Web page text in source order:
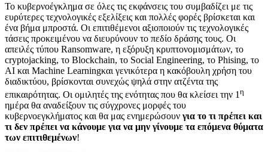
Το κυβερνοέγκλημα σε όλες τις εκφάνσεις του συμβαδίζει με τις
ευρύτερες τεχνολογικές εξελίξεις και πολλές φορές βρίσκεται και
ένα βήμα μπροστά. Οι επιτιθέμενοι αξιοποιούν τις τεχνολογικές
τάσεις προκειμένου να διευρύνουν το πεδίο δράσης τους. Οι
απειλές τύπου Ransomware, η εξόρυξη κρυπτονομισμάτων, το
cryptojacking, το Blockchain, το Social Engineering, το Phising, το
AI και Machine Learningκαι γενικότερα η κακόβουλη χρήση του
διαδικτύου, βρίσκονται συνεχώς ψηλά στην ατζέντα της
επικαιρότητας. Οι ομιλητές της ενότητας που θα κλείσει την 1 η
ημέρα θα αναδείξουν τις σύγχρονες μορφές του
κυβερνοεγκλήματος και θα μας ενημερώσουν για το τι πρέπει και
τι δεν πρέπει να κάνουμε για να μην γίνουμε τα επόμενα θύματα
των επιτιθεμένων!